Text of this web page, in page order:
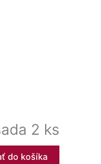
2 ks
do košíka